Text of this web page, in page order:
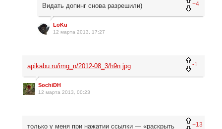
+4
Видать допинг снова разрешили)
LoKu
12 марта 2013, 17:27
-1
apikabu.ru/img_n/2012-08_3/h9n.jpg
SochiDH
12 марта 2013, 00:23
+13
только у меня при нажатии ссылки — «раскрыть